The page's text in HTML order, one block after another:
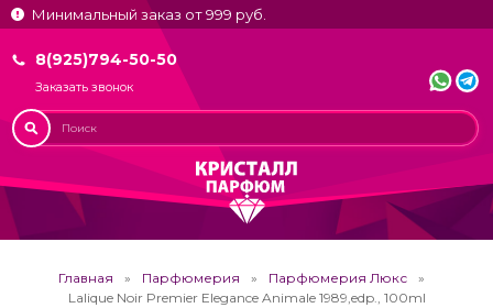
Минимальный заказ от 999 руб.
8(925)794-50-50
Заказать звонок
Главная Парфюмерия
Парфюмерия Люкс
Lalique Noir Premier Elegance Animale 1989,edp., 100ml